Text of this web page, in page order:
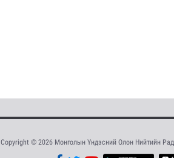
Copyright © 2026 Монголын Үндэсний Олон Нийтийн